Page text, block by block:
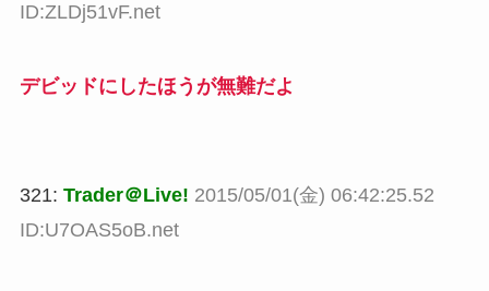
ID:ZLDj51vF.net
デビッドにしたほうが無難だよ
321: Trader＠Live! 2015/05/01(金) 06:42:25.52
ID:U7OAS5oB.net